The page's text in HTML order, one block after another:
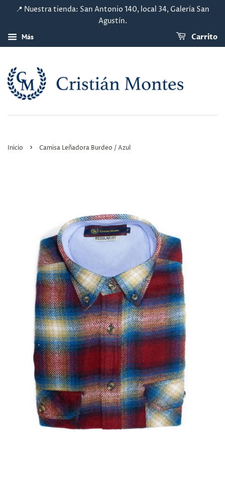
📍 Nuestra tienda: San Antonio 140, local 34, Galería San
Agustín.
Más Carrito
Inicio › Camisa Leñadora Burdeo / Azul